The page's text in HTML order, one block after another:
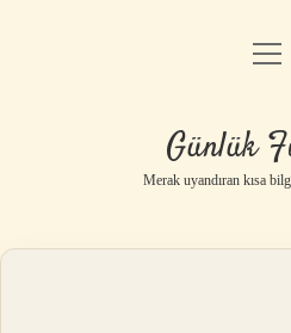
Yasal
Günlük
Merak uyandıran kısa